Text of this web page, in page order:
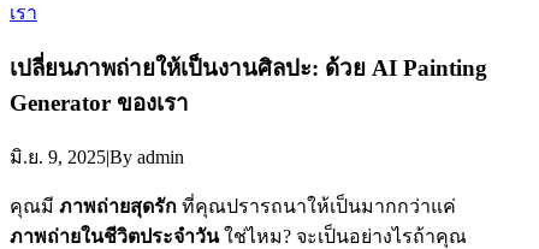
เรา
เปลี่ยนภาพถ่ายให้เป็นงานศิลปะ: ด้วย AI Painting
Generator ของเรา
มิ.ย. 9, 2025|By admin
คุณมี ภาพถ่ายสุดรัก ที่คุณปรารถนาให้เป็นมากกว่าแค่
ภาพถ่ายในชีวิตประจำวันใช่ไหม? จะเป็นอย่างไรถ้าคุณ